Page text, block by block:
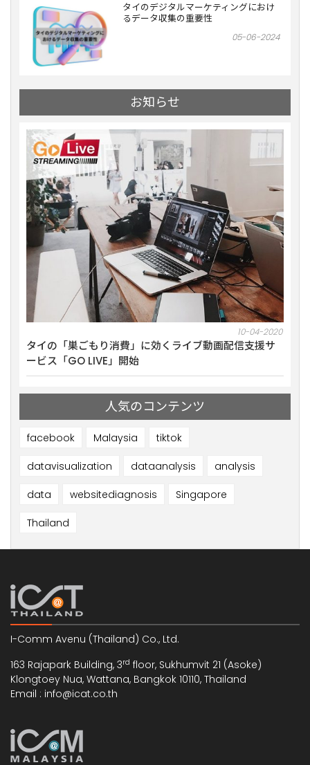
タイのデジタルマーケティングにおけ
るデータ収集の重要性
05-06-2024
お知らせ
10-04-2020
タイの「巣ごもり消費」に効くライブ動画配信支援サ
ービス「GO LIVE」開始
人気のコンテンツ
facebook Malaysia tiktok
datavisualization dataanalysis analysis
data websitediagnosis Singapore
Thailand
I-Comm Avenu (Thailand) Co., Ltd.
163 Rajapark Building, 3rd floor, Sukhumvit 21 (Asoke)
Klongtoey Nua, Wattana, Bangkok 10110, Thailand
Email : info@icat.co.th